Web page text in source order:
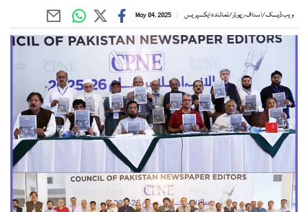
ویب ڈیسک/اسٹاف رپورٹر/نمائندہ ایکسپریس May 04, 2025